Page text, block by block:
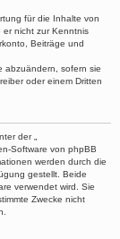
für die Inhalte von
er nicht zur Kenntnis
Beiträge und
abzuändern, sofern sie
oder einem Dritten
der „
Software von phpBB
werden durch die
gestellt. Beide
verwendet wird. Sie
Zwecke nicht